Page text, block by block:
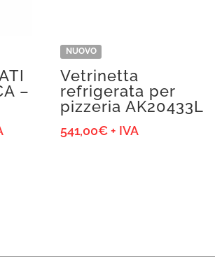
–
NUOVO
Vetrinetta
refrigerata per
pizzeria AK20433L
541,00€ + IVA